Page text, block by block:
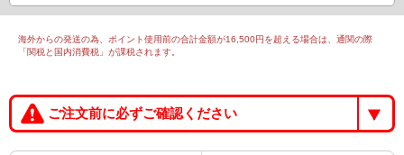
海外からの発送の為、ポイント使用前の合計金額が16,500円を超える場合は、通関の際
「関税と国内消費税」が課税されます。
ご注文前に必ずご確認ください